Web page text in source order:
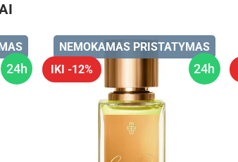
24h 24h
IKI -12%
NEMOKAMAS PRISTATYMAS